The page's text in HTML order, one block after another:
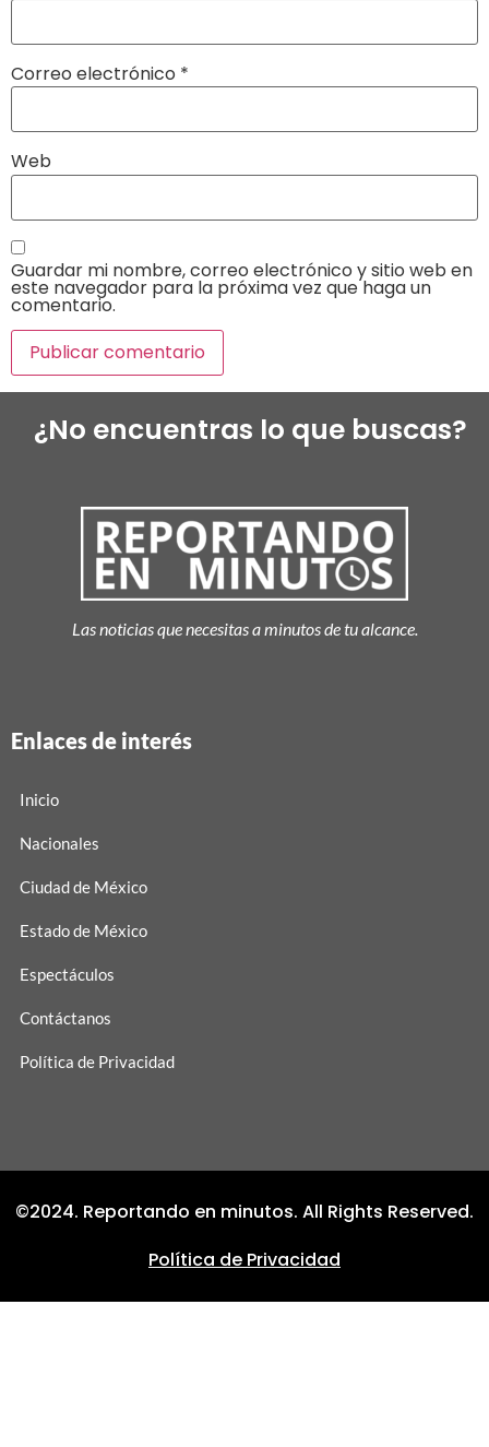
Correo electrónico *
Web
Guardar mi nombre, correo electrónico y sitio web en
este navegador para la próxima vez que haga un
comentario.
¿No encuentras lo que buscas?
Las noticias que necesitas a minutos de tu alcance.
Enlaces de interés
Inicio
Nacionales
Ciudad de México
Estado de México
Espectáculos
Contáctanos
Política de Privacidad
©2024. Reportando en minutos. All Rights Reserved.
Política de Privacidad